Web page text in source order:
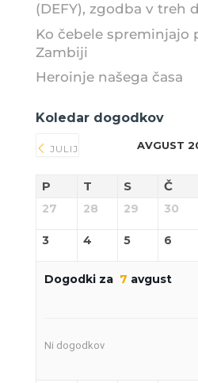
(DEFY), zgodba v treh
Ko čebele spreminjajo
Zambiji
Heroinje našega časa
Koledar dogodkov
JULIJ AVGUST
P T S Č
27 28 29 30
3 4 5 6
Dogodki za 7 avgust
Ni dogodkov